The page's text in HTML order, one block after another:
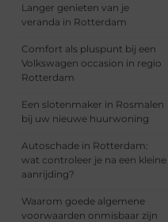
Langer genieten van je
veranda in Rotterdam
Comfort als pluspunt bij een
Volkswagen occasion in regio
Rotterdam
Een slotenmaker in Rosmalen
bij uw nieuwe huurwoning
Autoschade in Rotterdam:
wat controleer je na een kleine
aanrijding?
Waarom goede algemene
voorwaarden onmisbaar zijn